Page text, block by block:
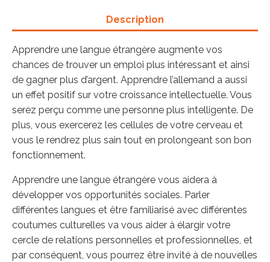
Description
Apprendre une langue étrangère augmente vos
chances de trouver un emploi plus intéressant et ainsi
de gagner plus d’argent. Apprendre l’allemand a aussi
un effet positif sur votre croissance intellectuelle. Vous
serez perçu comme une personne plus intelligente. De
plus, vous exercerez les cellules de votre cerveau et
vous le rendrez plus sain tout en prolongeant son bon
fonctionnement.
Apprendre une langue étrangère vous aidera à
développer vos opportunités sociales. Parler
différentes langues et être familiarisé avec différentes
coutumes culturelles va vous aider à élargir votre
cercle de relations personnelles et professionnelles, et
par conséquent, vous pourrez être invité à de nouvelles